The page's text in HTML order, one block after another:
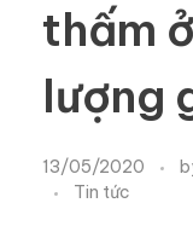
thấm
lượng
13/05/2020
Tin tức